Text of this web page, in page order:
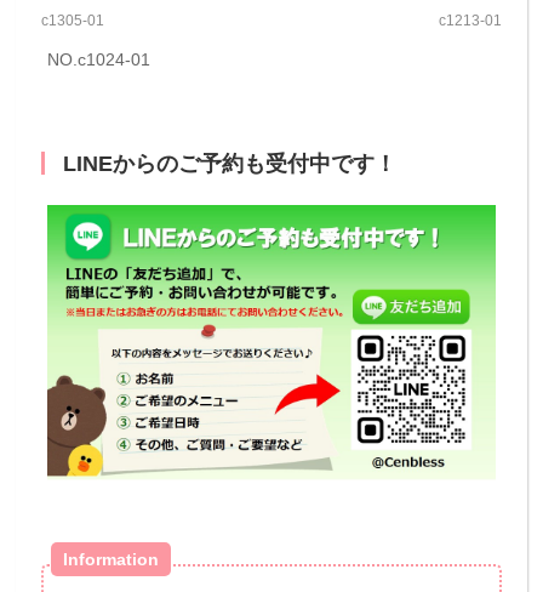
c1305-01 c1213-01
NO.c1024-01
LINEからのご予約も受付中です！
Information